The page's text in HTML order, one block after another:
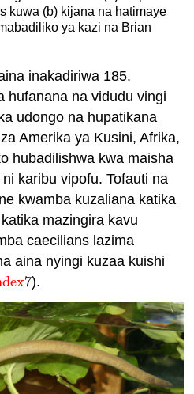
kuwa (b) kijana na hatimaye
ya kazi na Brian
inakadiriwa 185.
hufanana na vidudu vingi
udongo na hupatikana
Amerika ya Kusini, Afrika,
hubadilishwa kwa maisha
karibu vipofu. Tofauti na
kwamba kuzaliana katika
mazingira kavu
caecilians lazima
aina nyingi kuzaa kuishi
7
7).